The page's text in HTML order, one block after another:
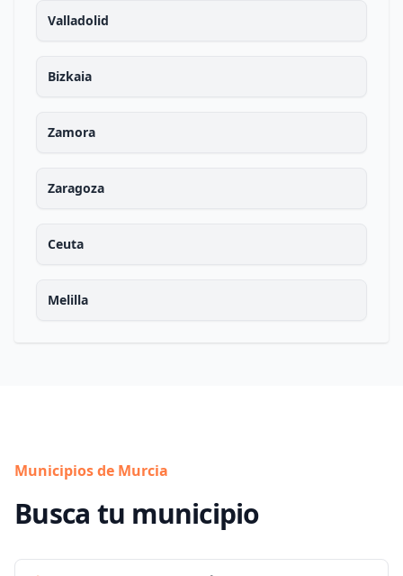
Valladolid
Bizkaia
Zamora
Zaragoza
Ceuta
Melilla
Municipios de Murcia
Busca tu municipio